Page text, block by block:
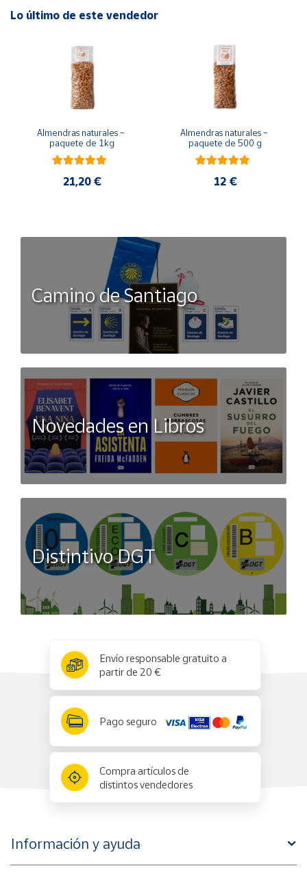
E, un gran complemento para nuestra dieta diaria.
Lo último de este vendedor
Almendras naturales –
paquete de 1kg
21,20 €
Almendras naturales –
paquete de 500 g
12 €
Camino de Santiago
Novedades en Libros
Distintivo DGT
Envío responsable gratuito a
partir de 20 €
Pago seguro
Compra artículos de
distintos vendedores
Información y ayuda